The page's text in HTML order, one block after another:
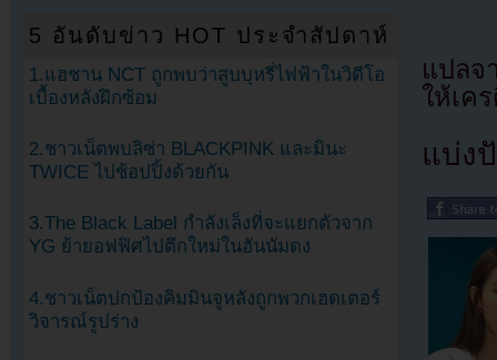
แปลจ
ให้เค
แบ่ง
5 อันดับข่าว HOT ประจำสัปดาห์
1.แฮชาน NCT ถูกพบว่าสูบบุหรี่ไฟฟ้าในวิดีโอ
เบื้องหลังฝึกซ้อม
2.ชาวเน็ตพบลิซ่า BLACKPINK และมินะ
TWICE ไปช้อปปิ้งด้วยกัน
3.The Black Label กำลังเล็งที่จะแยกตัวจาก
YG ย้ายอฟฟิศไปตึกใหม่ในฮันนัมดง
4.ชาวเน็ตปกป้องคิมมินจูหลังถูกพวกเฮดเตอร์
วิจารณ์รูปร่าง